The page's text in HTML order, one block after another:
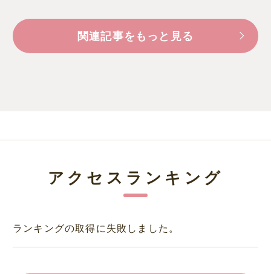
関連記事をもっと見る
アクセスランキング
ランキングの取得に失敗しました。